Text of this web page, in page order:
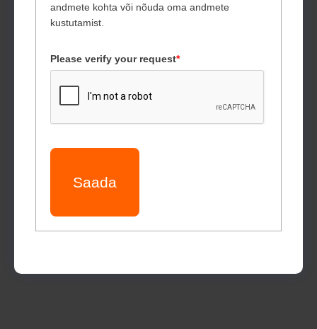
andmete kohta või nõuda oma andmete
kustutamist.
Please verify your request*
Saada